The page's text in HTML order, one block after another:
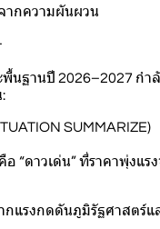
ากความผันผวน
พื้นฐานปี 2026–2027 กำ
SUMMARIZE)
“ดาวเด่น” ที่ราคาพุ่งแร
กแรงกดดันภูมิรัฐศาสตร์